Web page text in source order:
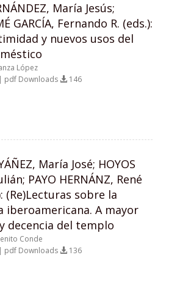
María Jesús;
GARCÍA, Fernando R. (eds.):
y nuevos usos del
López
pdf Downloads 146
María José; HOYOS
PAYO HERNÁNZ, René
(Re)Lecturas sobre la
iberoamericana. A mayor
decencia del templo
Conde
pdf Downloads 136